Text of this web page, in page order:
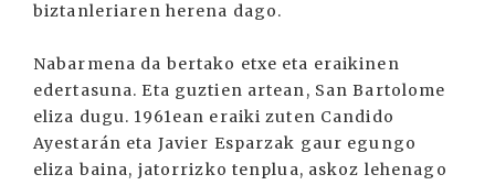
biztanleriaren herena dago.
Nabarmena da bertako etxe eta eraikinen
edertasuna. Eta guztien artean, San Bartolome
eliza dugu. 1961ean eraiki zuten Candido
Ayestarán eta Javier Esparzak gaur egungo
eliza baina, jatorrizko tenplua, askoz lehenago